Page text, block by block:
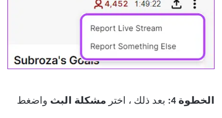
الخطوة 4: بعد ذلك ، اختر مشكلة البث واضغط